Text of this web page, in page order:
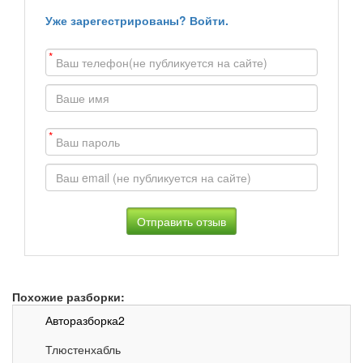
Уже зарегестрированы? Войти.
*
*
Похожие разборки:
Авторазборка2
Тлюстенхабль